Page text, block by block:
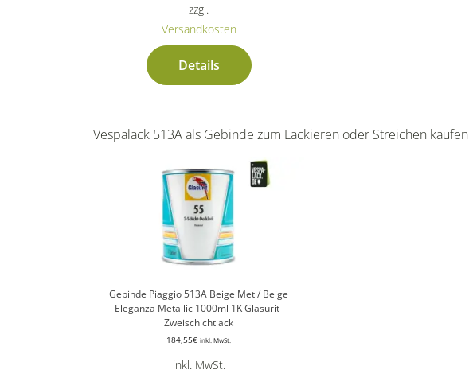
zzgl.
Versandkosten
Details
Vespalack 513A als Gebinde zum Lackieren oder Streichen kaufen
Gebinde Piaggio 513A Beige Met / Beige
Eleganza Metallic 1000ml 1K Glasurit-
Zweischichtlack
184,55€ inkl. MwSt.
inkl. MwSt.